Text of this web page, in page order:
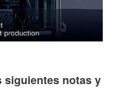
siguientes notas y